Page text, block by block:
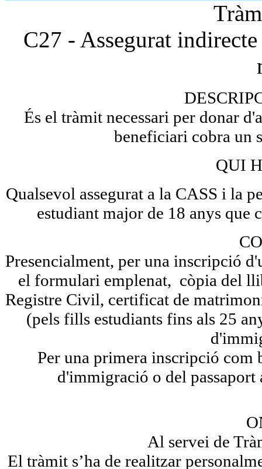
C27 - Assegurat
És el tràmit necessari per donar
beneficiari cobra un
QUI
Qualsevol assegurat a la CASS i la
estudiant major de 18 anys
Presencialment, per una inscripció
el formulari emplenat, còpia del
Registre Civil, certificat de
(pels fills estudiants fins als 25
Per una primera inscripció com
d'immigració o del passaport
Al servei de
El tràmit s’ha de realitzar